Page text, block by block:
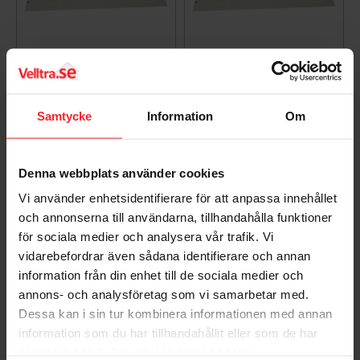
Samtycke Information Om
Denna webbplats använder cookies
Vi använder enhetsidentifierare för att anpassa innehållet
och annonserna till användarna, tillhandahålla funktioner
för sociala medier och analysera vår trafik. Vi
vidarebefordrar även sådana identifierare och annan
information från din enhet till de sociala medier och
annons- och analysföretag som vi samarbetar med.
Dessa kan i sin tur kombinera informationen med annan
information som du har tillhandahållit eller som de har
385x125mm Stål Eldon
Installation
228DKK
Gem som favorit
525x125mm Stål Eldon
Gem